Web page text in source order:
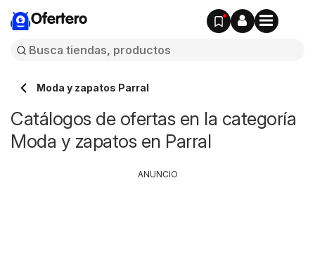
Ofertero
Moda y zapatos Parral
Catálogos de ofertas en la categoría
Moda y zapatos en Parral
ANUNCIO